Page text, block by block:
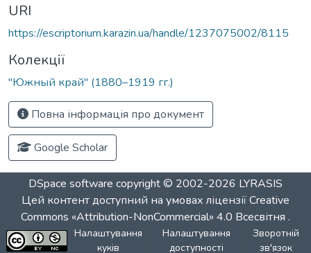
URI
https://escriptorium.karazin.ua/handle/1237075002/8115
Колекції
"Южный край" (1880–1919 гг.)
Повна інформація про документ
Google Scholar
DSpace software copyright © 2002-2026 LYRASIS
Цей контент доступний на умовах ліцензіїCreative
Commons «Attribution-NonCommercial» 4.0 Всесвітня .
Налаштування
куків
Налаштування
доступності
Зворотній
зв'язок